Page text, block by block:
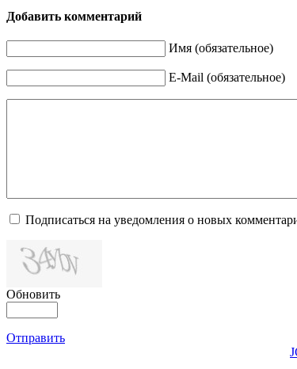
Добавить комментарий
Имя (обязательное)
E-Mail (обязательное)
Подписаться на уведомления о новых
Обновить
Отправить